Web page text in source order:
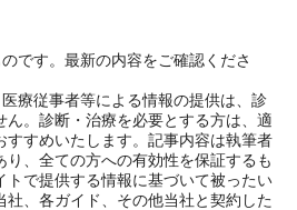
です。最新の内容をご確認くださ
療従事者等による情報の提供は、診
ん。診断・治療を必要とする方は、適
すすめいたします。記事内容は執筆者
、全ての方への有効性を保証するも
トで提供する情報に基づいて被ったい
社、各ガイド、その他当社と契約した